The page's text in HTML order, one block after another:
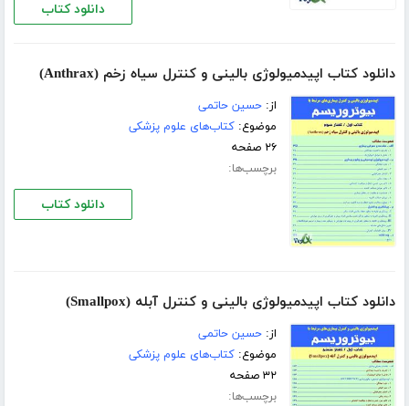
دانلود کتاب
دانلود کتاب اپیدمیولوژی بالینی و كنترل سیاه زخم (Anthrax)
از:حسین حاتمی
موضوع:کتاب‌های علوم پزشکی
۲۶ صفحه
برچسب‌ها:
دانلود کتاب
دانلود کتاب اپیدمیولوژی بالینی و كنترل آبله (Smallpox)
از:حسین حاتمی
موضوع:کتاب‌های علوم پزشکی
۳۲ صفحه
برچسب‌ها: